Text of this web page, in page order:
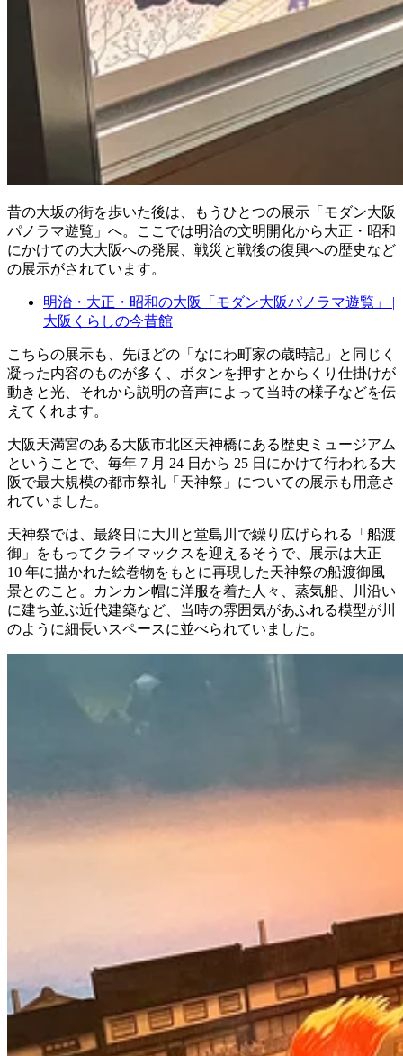
昔の大坂の街を歩いた後は、もうひとつの展示「モダン大阪
パノラマ遊覧」へ。ここでは明治の文明開化から大正・昭和
にかけての大大阪への発展、戦災と戦後の復興への歴史など
の展示がされています。
明治・大正・昭和の大阪「モダン大阪パノラマ遊覧」 |
大阪くらしの今昔館
こちらの展示も、先ほどの「なにわ町家の歳時記」と同じく
凝った内容のものが多く、ボタンを押すとからくり仕掛けが
動きと光、それから説明の音声によって当時の様子などを伝
えてくれます。
大阪天満宮のある大阪市北区天神橋にある歴史ミュージアム
ということで、毎年 7 月 24 日から 25 日にかけて行われる大
阪で最大規模の都市祭礼「天神祭」についての展示も用意さ
れていました。
天神祭では、最終日に大川と堂島川で繰り広げられる「船渡
御」をもってクライマックスを迎えるそうで、展示は大正
10 年に描かれた絵巻物をもとに再現した天神祭の船渡御風
景とのこと。カンカン帽に洋服を着た人々、蒸気船、川沿い
に建ち並ぶ近代建築など、当時の雰囲気があふれる模型が川
のように細長いスペースに並べられていました。